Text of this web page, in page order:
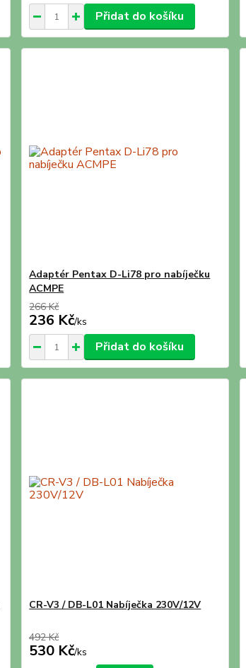
Přidat do košíku
Adaptér Pentax D-Li78 pro nabíječku
ACMPE
266 Kč
236 Kč/ks
Přidat do košíku
CR-V3 / DB-L01 Nabíječka 230V/12V
492 Kč
530 Kč/ks